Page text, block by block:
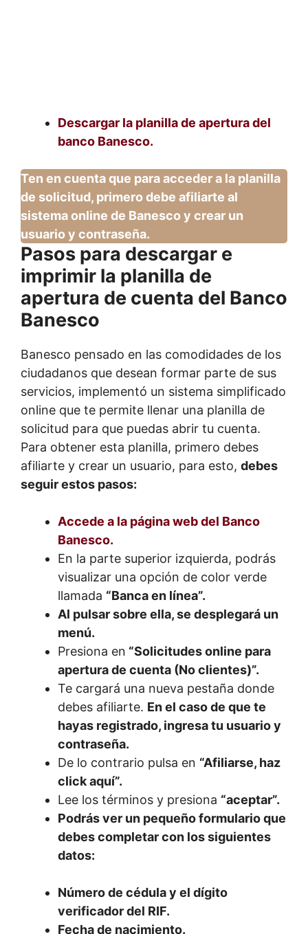
Descargar la planilla de apertura del
banco Banesco.
Ten en cuenta que para acceder a la planilla
de solicitud, primero debe afiliarte al
sistema online de Banesco y crear un
usuario y contraseña.
Pasos para descargar e
imprimir la planilla de
apertura de cuenta del Banco
Banesco
Banesco pensado en las comodidades de los
ciudadanos que desean formar parte de sus
servicios, implementó un sistema simplificado
online que te permite llenar una planilla de
solicitud para que puedas abrir tu cuenta.
Para obtener esta planilla, primero debes
afiliarte y crear un usuario, para esto, debes
seguir estos pasos:
Accede a la página web del Banco
Banesco.
En la parte superior izquierda, podrás
visualizar una opción de color verde
llamada “Banca en línea”.
Al pulsar sobre ella, se desplegará un
menú.
Presiona en “Solicitudes online para
apertura de cuenta (No clientes)”.
Te cargará una nueva pestaña donde
debes afiliarte. En el caso de que te
hayas registrado, ingresa tu usuario y
contraseña.
De lo contrario pulsa en “Afiliarse, haz
click aquí”.
Lee los términos y presiona “aceptar”.
Podrás ver un pequeño formulario que
debes completar con los siguientes
datos:
Número de cédula y el dígito
verificador del RIF.
Fecha de nacimiento.